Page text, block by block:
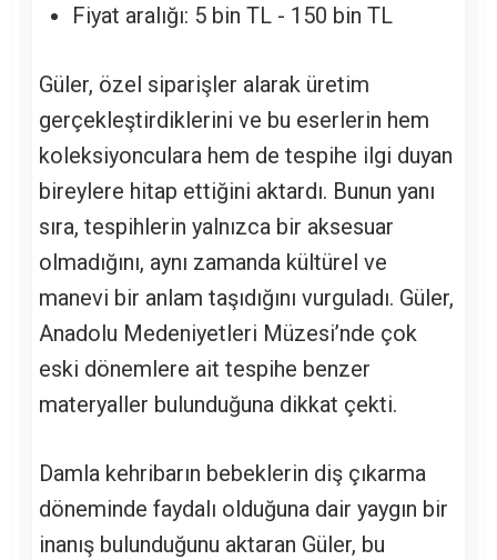
Fiyat aralığı: 5 bin TL - 150 bin TL
Güler, özel siparişler alarak üretim
gerçekleştirdiklerini ve bu eserlerin hem
koleksiyonculara hem de tespihe ilgi duyan
bireylere hitap ettiğini aktardı. Bunun yanı
sıra, tespihlerin yalnızca bir aksesuar
olmadığını, aynı zamanda kültürel ve
manevi bir anlam taşıdığını vurguladı. Güler,
Anadolu Medeniyetleri Müzesi’nde çok
eski dönemlere ait tespihe benzer
materyaller bulunduğuna dikkat çekti.
Damla kehribarın bebeklerin diş çıkarma
döneminde faydalı olduğuna dair yaygın bir
inanış bulunduğunu aktaran Güler, bu